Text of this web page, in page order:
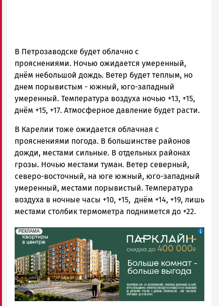
В Петрозаводске будет облачно с
прояснениями. Ночью ожидается умеренный,
днём небольшой дождь. Ветер будет теплым, но
днем порывистым - южный, юго-западный
умеренный. Температура воздуха ночью +13, +15,
днём +15, +17. Атмосферное давление будет расти.
В Карелии тоже ожидается облачная с
прояснениями погода. В большинстве районов
дожди, местами сильные. В отдельных районах
грозы. Ночью местами туман. Ветер северный,
северо-восточный, на юге южный, юго-западный
умеренный, местами порывистый. Температура
воздуха в ночные часы +10, +15, днём +14, +19, лишь
местами столбик термометра поднимется до +22.
erid: 2SDnjdeSPnB
РЕКЛАМА
Реклама